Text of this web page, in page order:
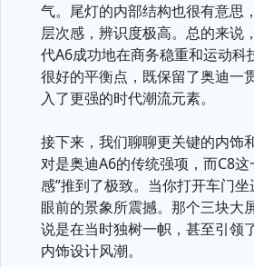
气。尾灯的内部结构也很有意思
层次感，辨识度极高。总的来说
代A6成功地在商务稳重和运动科
很好的平衡点，既保留了奥迪一
入了更强的时代潮流元素。
接下来，我们聊聊更关键的内饰
对是奥迪A6的传统强项，而C8
感”推到了极致。当你打开车门
眼前的景象所震撼。那个三块大
说是在当时独树一帜，甚至引领
内饰设计风潮。